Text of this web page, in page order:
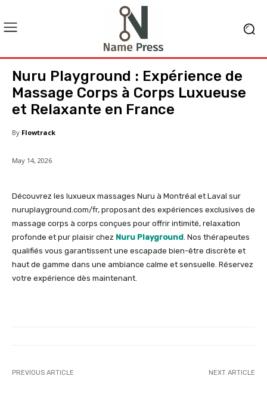
Nuru Playground : Expérience de
Massage Corps à Corps Luxueuse
et Relaxante en France
By Flowtrack
May 14, 2026
Découvrez les luxueux massages Nuru à Montréal et Laval sur
nuruplayground.com/fr, proposant des expériences exclusives de
massage corps à corps conçues pour offrir intimité, relaxation
profonde et pur plaisir chez Nuru Playground. Nos thérapeutes
qualifiés vous garantissent une escapade bien-être discrète et
haut de gamme dans une ambiance calme et sensuelle. Réservez
votre expérience dès maintenant.
PREVIOUS ARTICLE NEXT ARTICLE